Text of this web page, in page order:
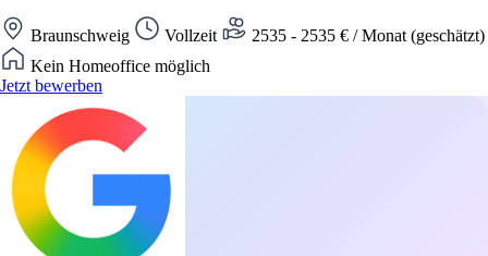
Braunschweig Vollzeit
2535 - 2535 € / Monat (geschätzt)
Kein Homeoffice möglich
Jetzt bewerben